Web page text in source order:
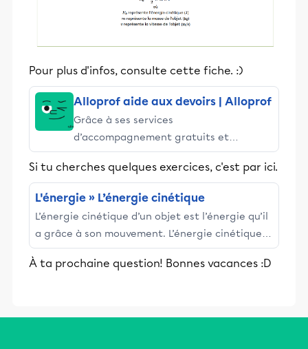
Pour plus d'infos, consulte cette fiche. :)
Alloprof aide aux devoirs | Alloprof
Grâce à ses services
d’accompagnement gratuits et
stimulants, Alloprof engage les élèves
et leurs parents dans la réussite
Si tu cherches quelques exercices, c'est par ici.
L'énergie » L’énergie cinétique
L’énergie cinétique d’un objet est l’énergie qu’il
a grâce à son mouvement. L’énergie cinétique
se transmet aussi par ce même mouvement.
À ta prochaine question! Bonnes vacances :D